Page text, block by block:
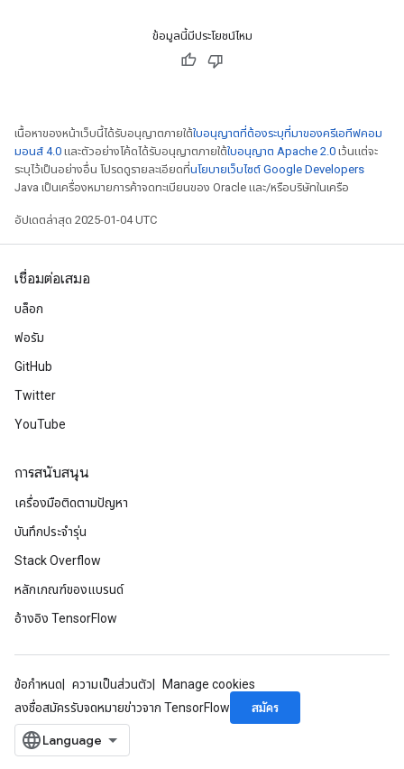
ข้อมูลนี้มีประโยชน์ไหม
เนื้อหาของหน้าเว็บนี้ได้รับอนุญาตภายใต้ใบอนุญาตที่ต้องระบุที่มาของครีเอทีฟคอม
มอนส์ 4.0 และตัวอย่างโค้ดได้รับอนุญาตภายใต้ใบอนุญาต Apache 2.0 เว้นแต่จะ
ระบุไว้เป็นอย่างอื่น โปรดดูรายละเอียดที่นโยบายเว็บไซต์ Google Developers
Java เป็นเครื่องหมายการค้าจดทะเบียนของ Oracle และ/หรือบริษัทในเครือ
อัปเดตล่าสุด 2025-01-04 UTC
เชื่อมต่อเสมอ
บล็อก
ฟอรัม
GitHub
Twitter
YouTube
การสนับสนุน
เครื่องมือติดตามปัญหา
บันทึกประจำรุ่น
Stack Overflow
หลักเกณฑ์ของแบรนด์
อ้างอิง TensorFlow
ข้อกำหนด ความเป็นส่วนตัว
Manage cookies
ลงชื่อสมัครรับจดหมายข่าวจาก TensorFlow
สมัคร